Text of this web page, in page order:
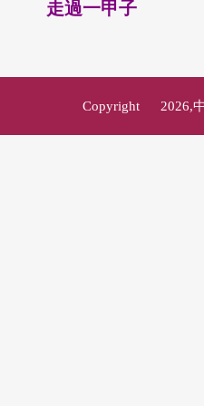
走過一甲子
Copyright © 2026,